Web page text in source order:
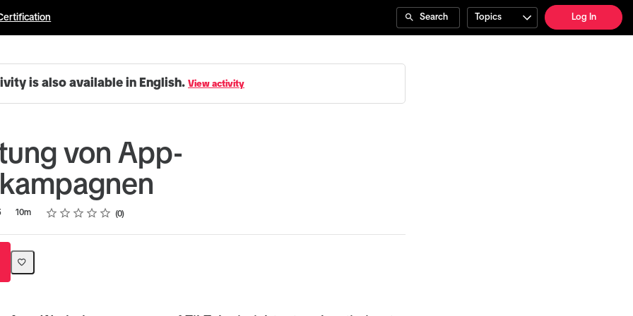
Search Topics Log In
is also available in English. View activity
von App-
10m Rating
1 star
2 stars
3 stars
4 stars
5 stars 0